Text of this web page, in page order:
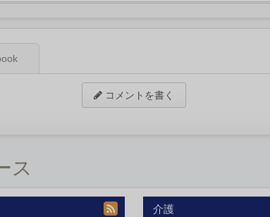
コメントを書く
ス
介護